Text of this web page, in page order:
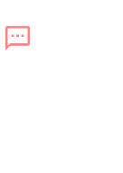
！鏡リュウジ監